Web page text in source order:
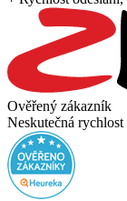
Ověřený zákazník
Neskutečná